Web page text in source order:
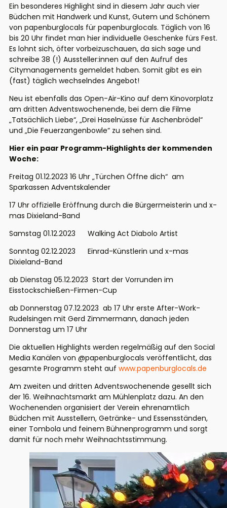
Ein besonderes Highlight sind in diesem Jahr auch vier
Büdchen mit Handwerk und Kunst, Gutem und Schönem
von papenburglocals für papenburglocals. Täglich von 16
bis 20 Uhr findet man hier individuelle Geschenke fürs Fest.
Es lohnt sich, öfter vorbeizuschauen, da sich sage und
schreibe 38 (!) Aussteller:innen auf den Aufruf des
Citymanagements gemeldet haben. Somit gibt es ein
(fast) täglich wechselndes Angebot!
Neu ist ebenfalls das Open-Air-Kino auf dem Kinovorplatz
am dritten Adventswochenende, bei dem die Filme
„Tatsächlich Liebe“, „Drei Haselnüsse für Aschenbrödel“
und „Die Feuerzangenbowle“ zu sehen sind.
Hier ein paar Programm-Highlights der kommenden
Woche:
Freitag 01.12.2023 16 Uhr „Türchen Öffne dich“ am
Sparkassen Adventskalender
17 Uhr offizielle Eröffnung durch die Bürgermeisterin und x-
mas Dixieland-Band
Samstag 01.12.2023 Walking Act Diabolo Artist
Sonntag 02.12.2023 Einrad-Künstlerin und x-mas
Dixieland-Band
ab Dienstag 05.12.2023 Start der Vorrunden im
Eisstockschießen-Firmen-Cup
ab Donnerstag 07.12.2023 ab 17 Uhr erste After-Work-
Rudelsingen mit Gerd Zimmermann, danach jeden
Donnerstag um 17 Uhr
Die aktuellen Highlights werden regelmäßig auf den Social
Media Kanälen von @papenburglocals veröffentlicht, das
gesamte Programm steht auf www.papenburglocals.de
Am zweiten und dritten Adventswochenende gesellt sich
der 16. Weihnachtsmarkt am Mühlenplatz dazu. An den
Wochenenden organisiert der Verein ehrenamtlich
Büdchen mit Ausstellern, Getränke- und Essensständen,
einer Tombola und feinem Bühnenprogramm und sorgt
damit für noch mehr Weihnachtsstimmung.